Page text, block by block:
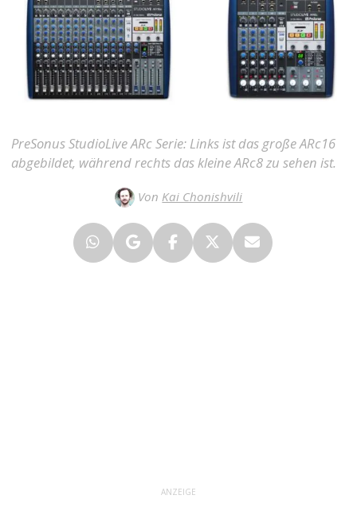
PreSonus StudioLive ARc Serie: Links ist das große ARc16
abgebildet, während rechts das kleine ARc8 zu sehen ist.
Von Kai Chonishvili
ANZEIGE